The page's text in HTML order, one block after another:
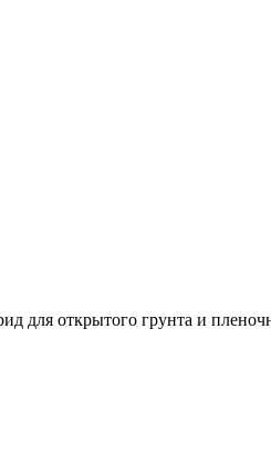
для открытого грунта и
ярко-красная, зернистая,